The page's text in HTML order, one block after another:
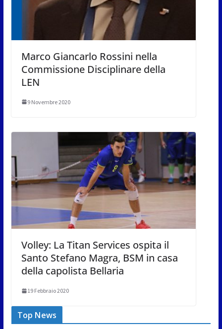
Marco Giancarlo Rossini nella
Commissione Disciplinare della
LEN
9 Novembre 2020
Volley: La Titan Services ospita il
Santo Stefano Magra, BSM in casa
della capolista Bellaria
19 Febbraio 2020
Top News